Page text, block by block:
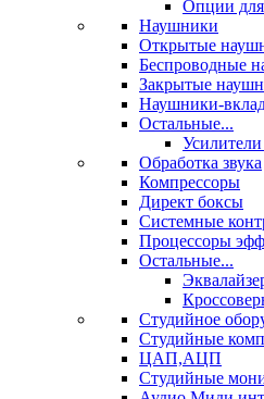
Опции
Наушники
Открытые
Беспроводные
Закрытые
Наушники-
Остальные...
Обработка звука
Компрессоры
Директ боксы
Системные
Процессоры
Остальные...
Студийное
Студийные
ЦАП,АЦП
Студийные